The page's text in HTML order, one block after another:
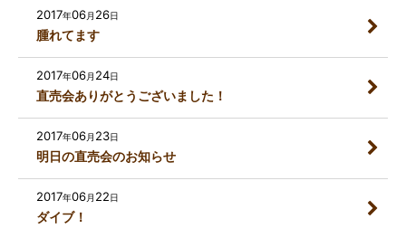
2017年06月 26日
腫れてます
2017年06月 24日
直売会ありがとうございました！
2017年06月 23日
明日の直売会のお知らせ
2017年06月 22日
ダイブ！